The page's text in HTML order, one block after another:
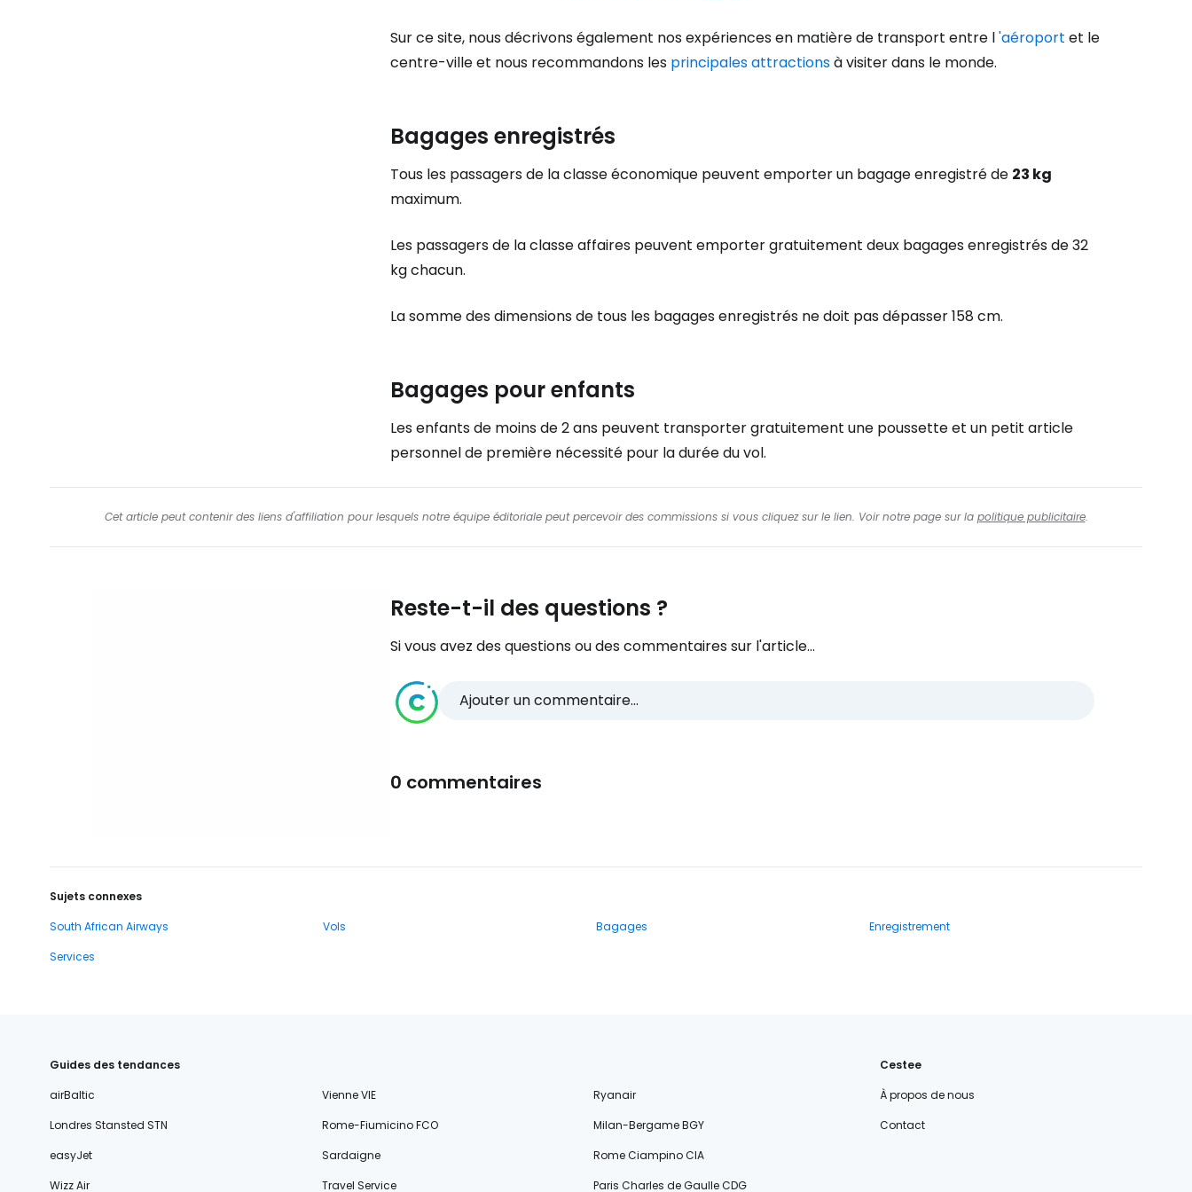
Sur ce site, nous décrivons également nos expériences en matière de transport entre l'aéroport et le
centre-ville et nous recommandons les principales attractionsà visiter dans le monde.
Bagages enregistrés
Tous les passagers de la classe économique peuvent emporter un bagage enregistré de 23 kg
maximum.
Les passagers de la classe affaires peuvent emporter gratuitement deux bagages enregistrés de 32
kg chacun.
La somme des dimensions de tous les bagages enregistrés ne doit pas dépasser 158 cm.
Bagages pour enfants
Les enfants de moins de 2 ans peuvent transporter gratuitement une poussette et un petit article
personnel de première nécessité pour la durée du vol.
Cet article peut contenir des liens d'affiliation pour lesquels notre équipe éditoriale peut percevoir des commissions si vous cliquez sur le lien. Voir notre page sur la politique publicitaire.
Reste-t-il des questions ?
Si vous avez des questions ou des commentaires sur l'article...
Ajouter un commentaire...
0 commentaires
Sujets connexes
South African Airways
Vols Bagages
Enregistrement
Services
Guides des tendances
airBaltic
Vienne VIE
Ryanair
Londres Stansted STN
Rome-Fiumicino FCO
Milan-Bergame BGY
easyJet
Sardaigne
Rome Ciampino CIA
Wizz Air
Travel Service Paris Charles de Gaulle CDG
Cestee
À propos de nous
Contact
Poursuivre avec le courrier électronique